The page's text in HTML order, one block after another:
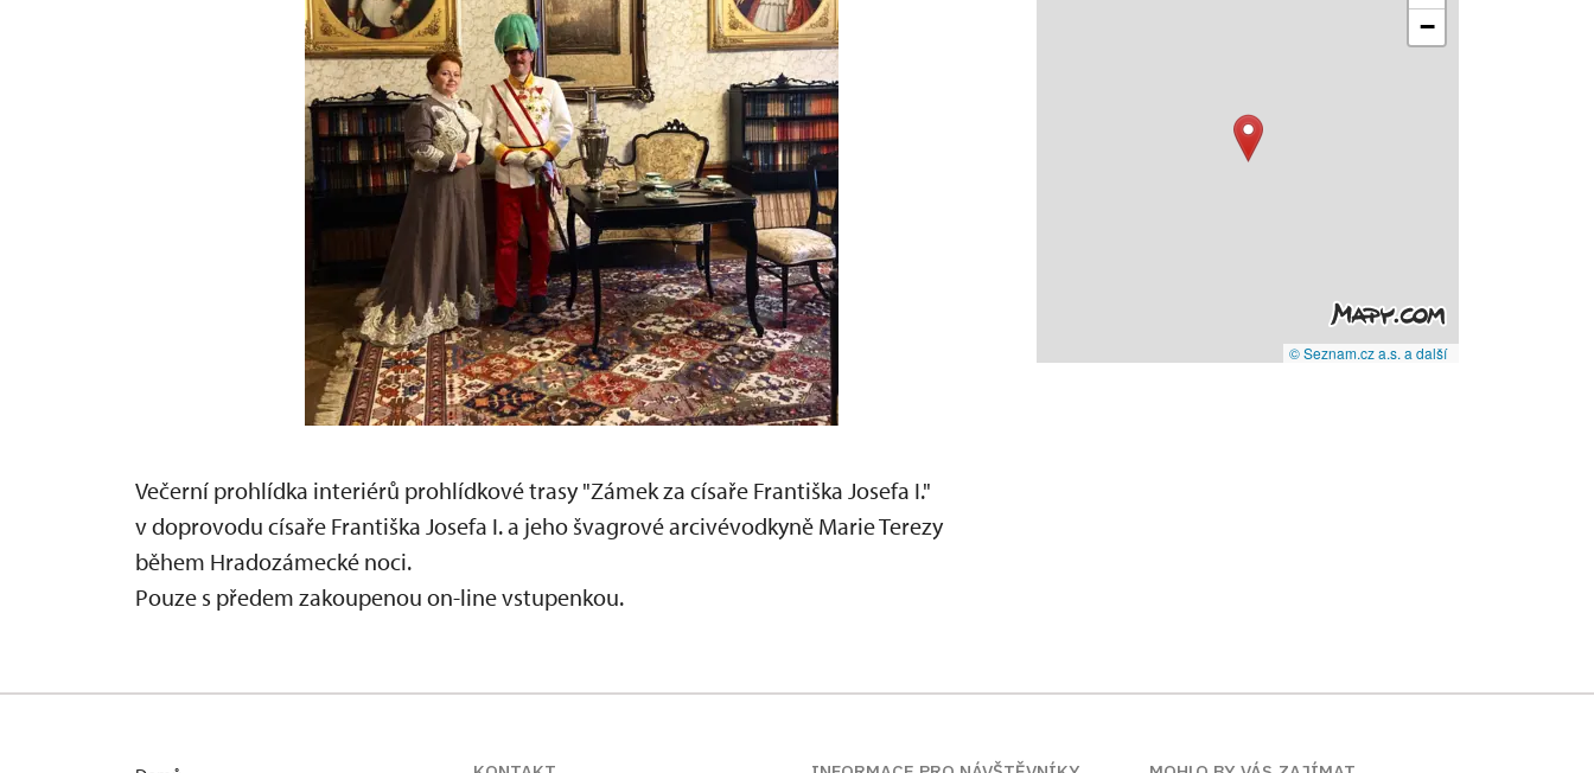
Večerní prohlídka interiérů prohlídkové trasy "Zámek za císaře Františka Josefa I."
v doprovodu císaře Františka Josefa I. a jeho švagrové arcivévodkyně Marie Terezy
během Hradozámecké noci.
Pouze s předem zakoupenou on-line vstupenkou.
−
© Seznam.cz a.s. a další